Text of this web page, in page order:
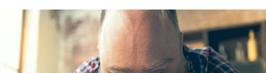
y
forma
digital
basada